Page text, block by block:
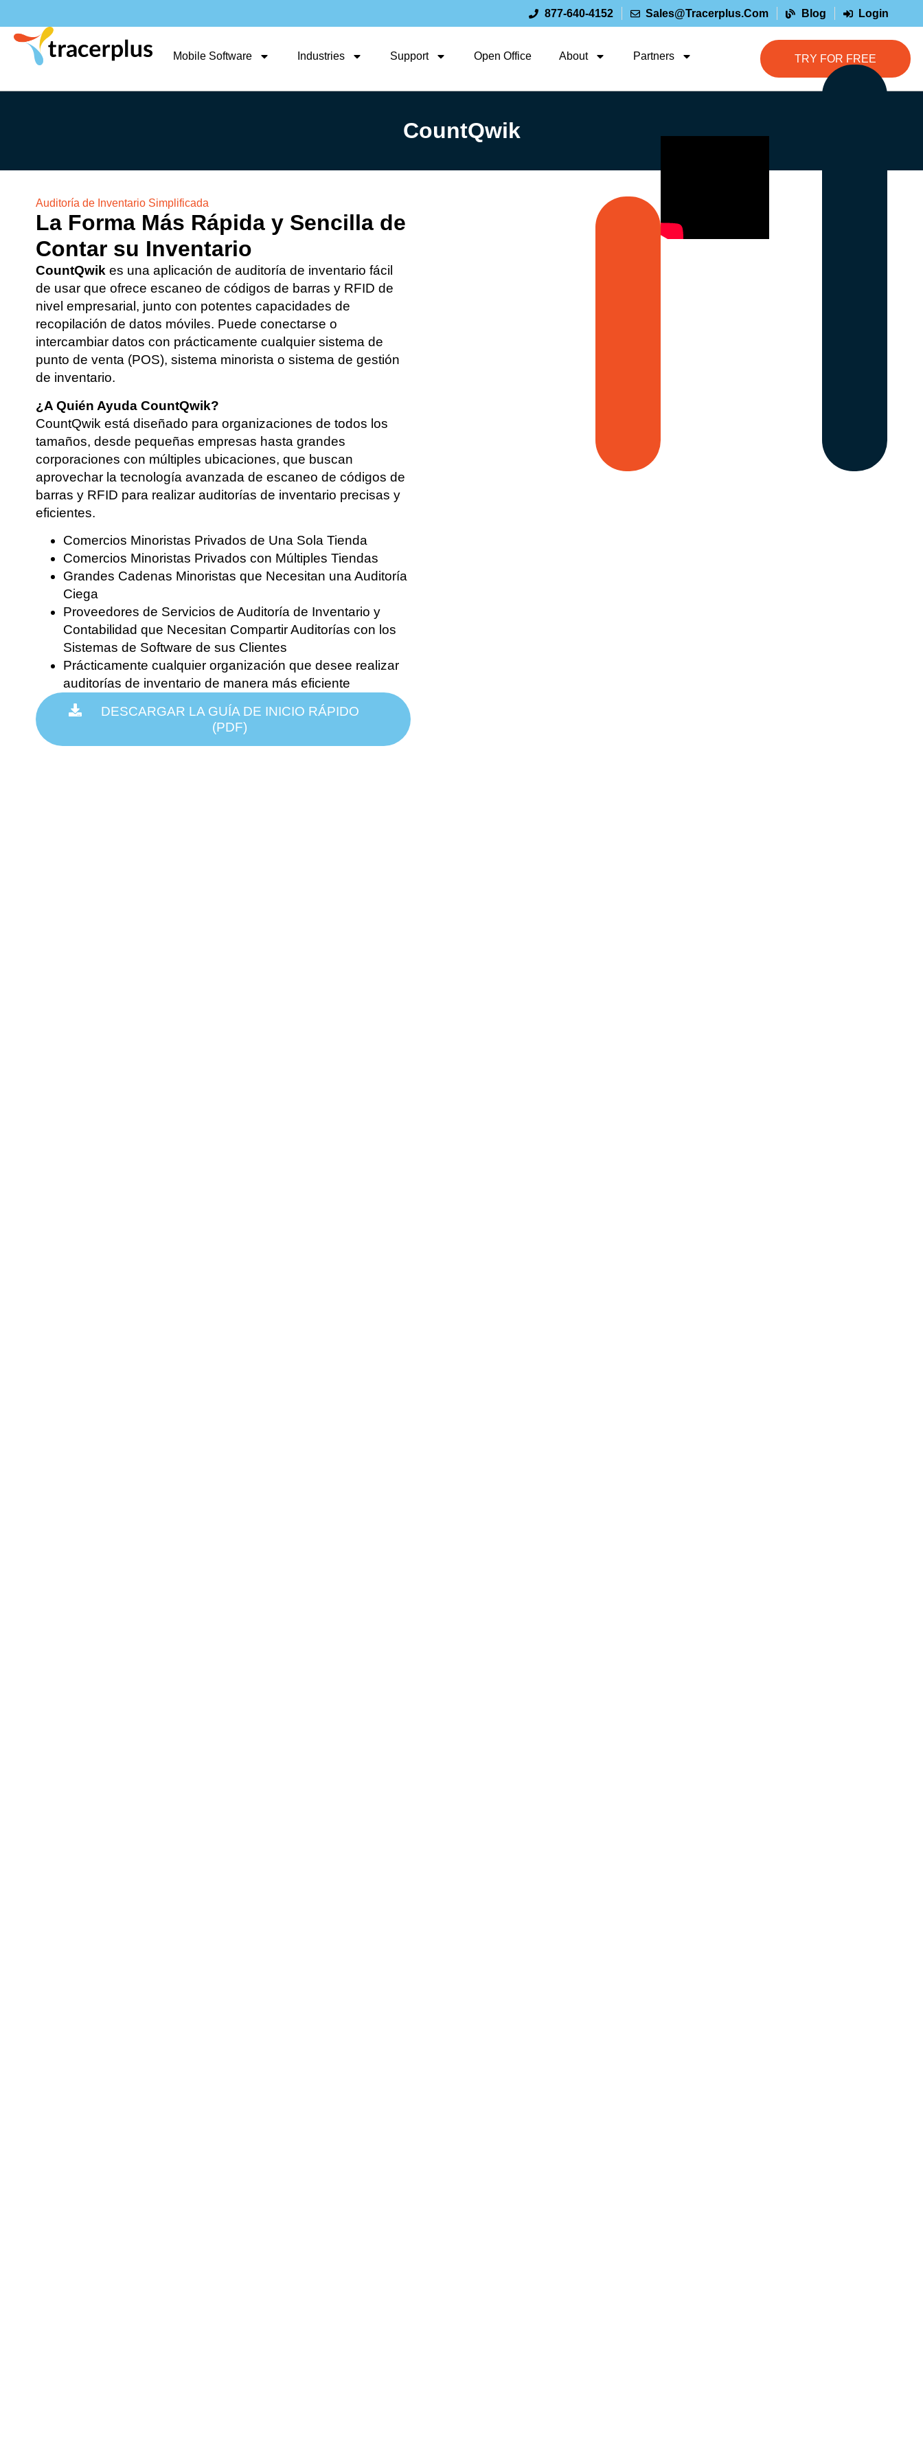
877-640-4152 Sales@tracerplus.com Blog Login
Mobile Software Industries Support Open Office About Partners TRY FOR FREE
CountQwik
Auditoría de Inventario Simplificada
La Forma Más Rápida y Sencilla de
Contar su Inventario
CountQwik es una aplicación de auditoría de inventario fácil
de usar que ofrece escaneo de códigos de barras y RFID de
nivel empresarial, junto con potentes capacidades de
recopilación de datos móviles. Puede conectarse o
intercambiar datos con prácticamente cualquier sistema de
punto de venta (POS), sistema minorista o sistema de gestión
de inventario.
¿A Quién Ayuda CountQwik?
CountQwik está diseñado para organizaciones de todos los
tamaños, desde pequeñas empresas hasta grandes
corporaciones con múltiples ubicaciones, que buscan
aprovechar la tecnología avanzada de escaneo de códigos de
barras y RFID para realizar auditorías de inventario precisas y
eficientes.
Comercios Minoristas Privados de Una Sola Tienda
Comercios Minoristas Privados con Múltiples Tiendas
Grandes Cadenas Minoristas que Necesitan una Auditoría
Ciega
Proveedores de Servicios de Auditoría de Inventario y
Contabilidad que Necesitan Compartir Auditorías con los
Sistemas de Software de sus Clientes
Prácticamente cualquier organización que desee realizar
auditorías de inventario de manera más eficiente
DESCARGAR LA GUÍA DE INICIO RÁPIDO
(PDF)